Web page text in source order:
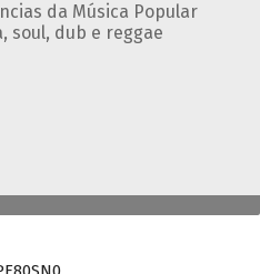
da Música Popular
soul, dub e reggae